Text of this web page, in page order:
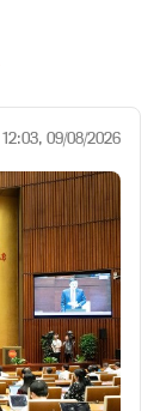
12:03, 09/08/2026